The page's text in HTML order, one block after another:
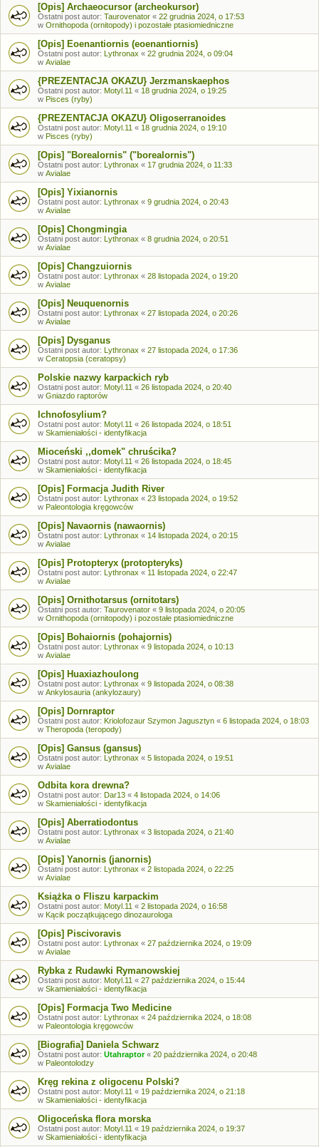
[Opis] Archaeocursor (archeokursor)
Ostatni post autor: Taurovenator « 22 grudnia 2024, o 17:53
w Ornithopoda (ornitopody) i pozostałe ptasiomiedniczne
[Opis] Eoenantiornis (eoenantiornis)
Ostatni post autor: Lythronax « 22 grudnia 2024, o 09:04
w Avialae
{PREZENTACJA OKAZU} Jerzmanskaephos
Ostatni post autor: Motyl.11 « 18 grudnia 2024, o 19:25
w Pisces (ryby)
{PREZENTACJA OKAZU} Oligoserranoides
Ostatni post autor: Motyl.11 « 18 grudnia 2024, o 19:10
w Pisces (ryby)
[Opis] "Borealornis" ("borealornis")
Ostatni post autor: Lythronax « 17 grudnia 2024, o 11:33
w Avialae
[Opis] Yixianornis
Ostatni post autor: Lythronax « 9 grudnia 2024, o 20:43
w Avialae
[Opis] Chongmingia
Ostatni post autor: Lythronax « 8 grudnia 2024, o 20:51
w Avialae
[Opis] Changzuiornis
Ostatni post autor: Lythronax « 28 listopada 2024, o 19:20
w Avialae
[Opis] Neuquenornis
Ostatni post autor: Lythronax « 27 listopada 2024, o 20:26
w Avialae
[Opis] Dysganus
Ostatni post autor: Lythronax « 27 listopada 2024, o 17:36
w Ceratopsia (ceratopsy)
Polskie nazwy karpackich ryb
Ostatni post autor: Motyl.11 « 26 listopada 2024, o 20:40
w Gniazdo raptorów
Ichnofosylium?
Ostatni post autor: Motyl.11 « 26 listopada 2024, o 18:51
w Skamieniałości - identyfikacja
Mioceński ,,domek" chruścika?
Ostatni post autor: Motyl.11 « 26 listopada 2024, o 18:45
w Skamieniałości - identyfikacja
[Opis] Formacja Judith River
Ostatni post autor: Lythronax « 23 listopada 2024, o 19:52
w Paleontologia kręgowców
[Opis] Navaornis (nawaornis)
Ostatni post autor: Lythronax « 14 listopada 2024, o 20:15
w Avialae
[Opis] Protopteryx (protopteryks)
Ostatni post autor: Lythronax « 11 listopada 2024, o 22:47
w Avialae
[Opis] Ornithotarsus (ornitotars)
Ostatni post autor: Taurovenator « 9 listopada 2024, o 20:05
w Ornithopoda (ornitopody) i pozostałe ptasiomiedniczne
[Opis] Bohaiornis (pohajornis)
Ostatni post autor: Lythronax « 9 listopada 2024, o 10:13
w Avialae
[Opis] Huaxiazhoulong
Ostatni post autor: Lythronax « 9 listopada 2024, o 08:38
w Ankylosauria (ankylozaury)
[Opis] Dornraptor
Ostatni post autor: Kriolofozaur Szymon Jagusztyn « 6 listopada 2024, o 18:03
w Theropoda (teropody)
[Opis] Gansus (gansus)
Ostatni post autor: Lythronax « 5 listopada 2024, o 19:51
w Avialae
Odbita kora drewna?
Ostatni post autor: Dar13 « 4 listopada 2024, o 14:06
w Skamieniałości - identyfikacja
[Opis] Aberratiodontus
Ostatni post autor: Lythronax « 3 listopada 2024, o 21:40
w Avialae
[Opis] Yanornis (janornis)
Ostatni post autor: Lythronax « 2 listopada 2024, o 22:25
w Avialae
Książka o Fliszu karpackim
Ostatni post autor: Motyl.11 « 2 listopada 2024, o 16:58
w Kącik początkującego dinozaurologa
[Opis] Piscivoravis
Ostatni post autor: Lythronax « 27 października 2024, o 19:09
w Avialae
Rybka z Rudawki Rymanowskiej
Ostatni post autor: Motyl.11 « 27 października 2024, o 15:44
w Skamieniałości - identyfikacja
[Opis] Formacja Two Medicine
Ostatni post autor: Lythronax « 24 października 2024, o 18:08
w Paleontologia kręgowców
[Biografia] Daniela Schwarz
Ostatni post autor: Utahraptor« 20 października 2024, o 20:48
w Paleontolodzy
Kręg rekina z oligocenu Polski?
Ostatni post autor: Motyl.11 « 19 października 2024, o 21:18
w Skamieniałości - identyfikacja
Oligoceńska flora morska
Ostatni post autor: Motyl.11 « 19 października 2024, o 19:37
w Skamieniałości - identyfikacja